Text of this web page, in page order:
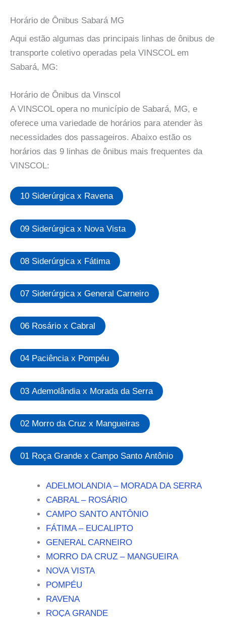
Horário de Ônibus Sabará MG
Aqui estão algumas das principais linhas de ônibus de
transporte coletivo operadas pela VINSCOL em
Sabará, MG:
Horário de Ônibus da Vinscol
A VINSCOL opera no município de Sabará, MG, e
oferece uma variedade de horários para atender às
necessidades dos passageiros. Abaixo estão os
horários das 9 linhas de ônibus mais frequentes da
VINSCOL:
10 Siderúrgica x Ravena
09 Siderúrgica x Nova Vista
08 Siderúrgica x Fátima
07 Siderúrgica x General Carneiro
06 Rosário x Cabral
04 Paciência x Pompéu
03 Ademolândia x Morada da Serra
02 Morro da Cruz x Mangueiras
01 Roça Grande x Campo Santo Antônio
ADELMOLANDIA – MORADA DA SERRA
CABRAL – ROSÁRIO
CAMPO SANTO ANTÔNIO
FÁTIMA – EUCALIPTO
GENERAL CARNEIRO
MORRO DA CRUZ – MANGUEIRA
NOVA VISTA
POMPÉU
RAVENA
ROÇA GRANDE